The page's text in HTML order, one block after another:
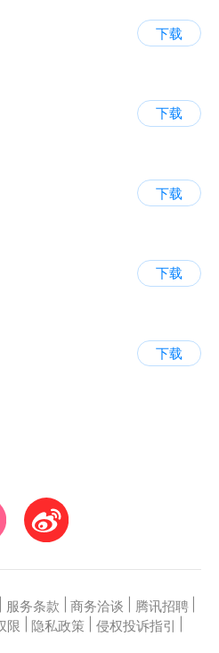
下载
下载
下载
下载
下载
服务条款 商务洽谈 腾讯招聘
限 隐私政策 侵权投诉指引